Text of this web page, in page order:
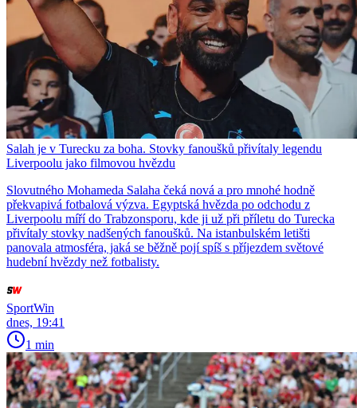
Salah je v Turecku za boha. Stovky fanoušků přivítaly legendu
Liverpoolu jako filmovou hvězdu
Slovutného Mohameda Salaha čeká nová a pro mnohé hodně
překvapivá fotbalová výzva. Egyptská hvězda po odchodu z
Liverpoolu míří do Trabzonsporu, kde ji už při příletu do Turecka
přivítaly stovky nadšených fanoušků. Na istanbulském letišti
panovala atmosféra, jaká se běžně pojí spíš s příjezdem světové
hudební hvězdy než fotbalisty.
SportWin
dnes, 19:41
1 min